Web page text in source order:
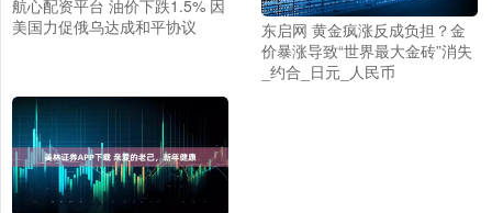
航心配资平台 油价下跌1.5% 因
美国力促俄乌达成和平协议
东启网 黄金疯涨反成负担？金
价暴涨导致“世界最大金砖”消失
_约合_日元_人民币